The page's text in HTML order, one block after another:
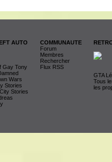
AUTO
Gay Tony
Wars
Stories
Stories
COMMUNAUTE
Forum
Membres
Rechercher
Flux RSS
GTA
Tous
les